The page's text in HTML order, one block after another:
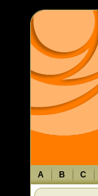
Warning: Use of
content/themes/
A B C